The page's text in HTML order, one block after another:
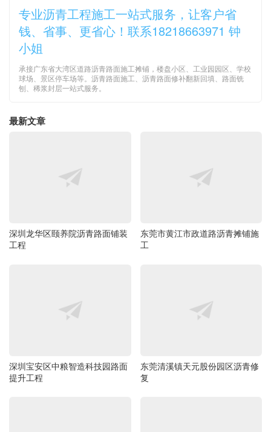
专业沥青工程施工一站式服务，让客户省
钱、省事、更省心！联系18218663971 钟
小姐
承接广东省大湾区道路沥青路面施工摊铺，楼盘小区、工业园园区、学校
球场、景区停车场等。沥青路面施工、沥青路面修补翻新回填、路面铣
刨、稀浆封层一站式服务。
最新文章
深圳龙华区颐养院沥青路面铺装
工程
东莞市黄江市政道路沥青摊铺施
工
深圳宝安区中粮智造科技园路面
提升工程
东莞清溪镇天元股份园区沥青修
复